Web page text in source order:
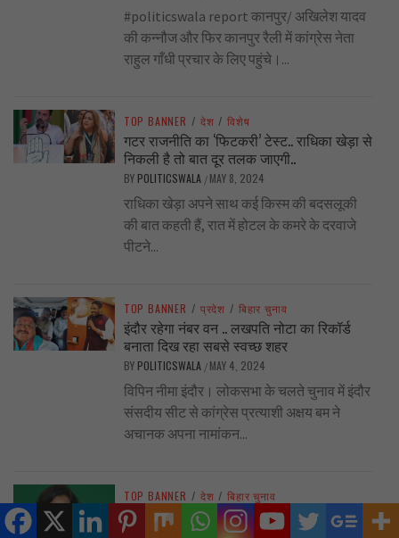
#politicswala report कानपुर/ अखिलेश यादव
की कन्नौज और फिर कानपुर रैली में कांग्रेस नेता
राहुल गाँधी प्रचार के लिए पहुंचे।...
TOP BANNER / देश / विशेष
गटर राजनीति का ‘फिटकरी’ टेस्ट.. राधिका खेड़ा से
निकली है तो बात दूर तलक जाएगी..
BY POLITICSWALA / MAY 8, 2024
राधिका खेड़ा अपने साथ कई किस्म की बदसलूकी
की बात कहती हैं, रात में होटल के कमरे के दरवाजे
पीटने...
TOP BANNER / प्रदेश / बिहार चुनाव
इंदौर रहेगा नंबर वन .. लखपति नोटा का रिकॉर्ड
बनाता दिख रहा सबसे स्वच्छ शहर
BY POLITICSWALA / MAY 4, 2024
विपिन नीमा इंदौर। लोकसभा के चलते चुनाव में इंदौर
संसदीय सीट से कांग्रेस प्रत्याशी अक्षय बम ने
अचानक अपना नामांकन...
TOP BANNER / देश / बिहार चुनाव
कांग्रेस के एक और प्रत्याशी ने लिया नाम वापस …
पार्टी पैसा ही नहीं दे रही, प्रचार कैसे करूँ,जानिये